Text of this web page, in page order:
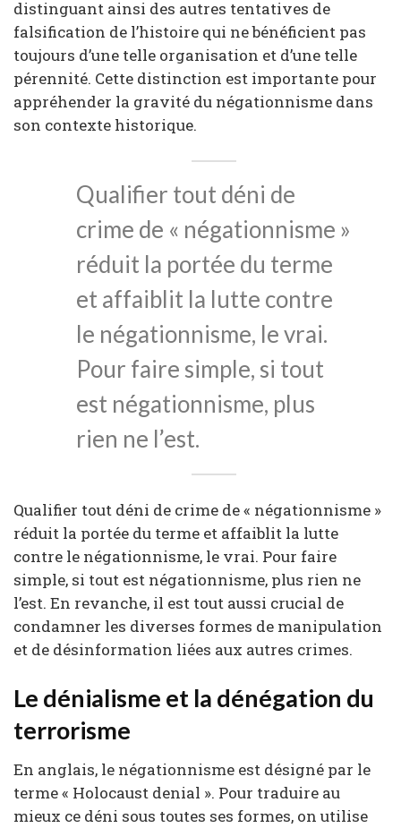
distinguant ainsi des autres tentatives de
falsification de l’histoire qui ne bénéficient pas
toujours d’une telle organisation et d’une telle
pérennité. Cette distinction est importante pour
appréhender la gravité du négationnisme dans
son contexte historique.
Qualifier tout déni de
crime de « négationnisme »
réduit la portée du terme
et affaiblit la lutte contre
le négationnisme, le vrai.
Pour faire simple, si tout
est négationnisme, plus
rien ne l’est.
Qualifier tout déni de crime de « négationnisme »
réduit la portée du terme et affaiblit la lutte
contre le négationnisme, le vrai. Pour faire
simple, si tout est négationnisme, plus rien ne
l’est. En revanche, il est tout aussi crucial de
condamner les diverses formes de manipulation
et de désinformation liées aux autres crimes.
Le dénialisme et la dénégation du
terrorisme
En anglais, le négationnisme est désigné par le
terme « Holocaust denial ». Pour traduire au
mieux ce déni sous toutes ses formes, on utilise